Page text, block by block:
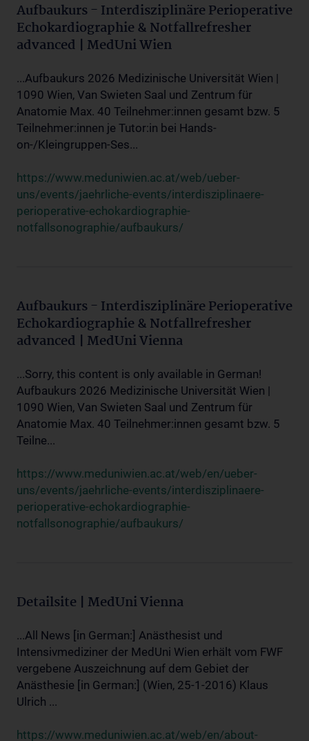
Aufbaukurs - Interdisziplinäre Perioperative
Echokardiographie & Notfallrefresher
advanced | MedUni Wien
...Aufbaukurs 2026 Medizinische Universität Wien |
1090 Wien, Van Swieten Saal und Zentrum für
Anatomie Max. 40 Teilnehmer:innen gesamt bzw. 5
Teilnehmer:innen je Tutor:in bei Hands-
on-/Kleingruppen-Ses...
https://www.meduniwien.ac.at/web/ueber-
uns/events/jaehrliche-events/interdisziplinaere-
perioperative-echokardiographie-
notfallsonographie/aufbaukurs/
Aufbaukurs - Interdisziplinäre Perioperative
Echokardiographie & Notfallrefresher
advanced | MedUni Vienna
...Sorry, this content is only available in German!
Aufbaukurs 2026 Medizinische Universität Wien |
1090 Wien, Van Swieten Saal und Zentrum für
Anatomie Max. 40 Teilnehmer:innen gesamt bzw. 5
Teilne...
https://www.meduniwien.ac.at/web/en/ueber-
uns/events/jaehrliche-events/interdisziplinaere-
perioperative-echokardiographie-
notfallsonographie/aufbaukurs/
Detailsite | MedUni Vienna
...All News [in German:] Anästhesist und
Intensivmediziner der MedUni Wien erhält vom FWF
vergebene Auszeichnung auf dem Gebiet der
Anästhesie [in German:] (Wien, 25-1-2016) Klaus
Ulrich ...
https://www.meduniwien.ac.at/web/en/about-